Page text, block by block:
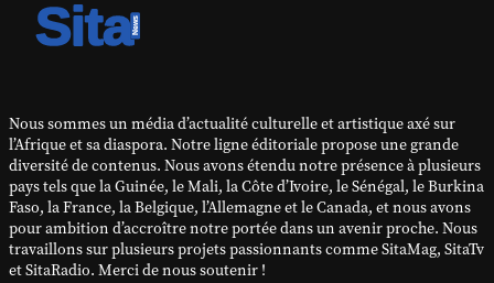
Nous sommes un média d’actualité culturelle et artistique axé sur
l’Afrique et sa diaspora. Notre ligne éditoriale propose une grande
diversité de contenus. Nous avons étendu notre présence à plusieurs
pays tels que la Guinée, le Mali, la Côte d’Ivoire, le Sénégal, le Burkina
Faso, la France, la Belgique, l’Allemagne et le Canada, et nous avons
pour ambition d’accroître notre portée dans un avenir proche. Nous
travaillons sur plusieurs projets passionnants comme SitaMag, SitaTv
et SitaRadio. Merci de nous soutenir !